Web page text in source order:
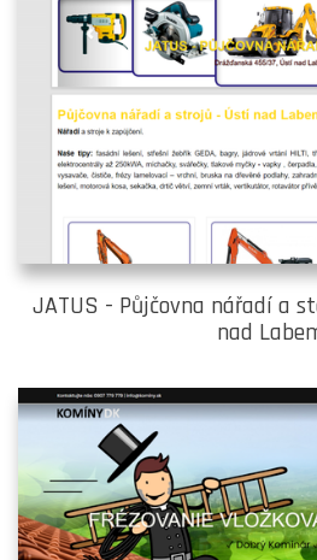
JATUS - Půjčovna nářadí a
nad